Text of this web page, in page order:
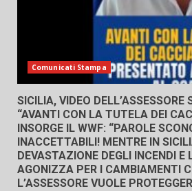
Comunicati Stampa
SICILIA, VIDEO DELL’ASSESSORE
“AVANTI CON LA TUTELA DEI
INSORGE IL WWF: “PAROLE
INACCETTABILI! MENTRE IN
DEVASTAZIONE DEGLI INCENDI E
AGONIZZA PER I CAMBIAMENTI
L’ASSESSORE VUOLE